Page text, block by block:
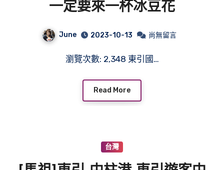
一定要來一杯冰豆花
June 2023-10-13 尚無留言
瀏覽次數: 2,348 東引國…
Read More
台灣